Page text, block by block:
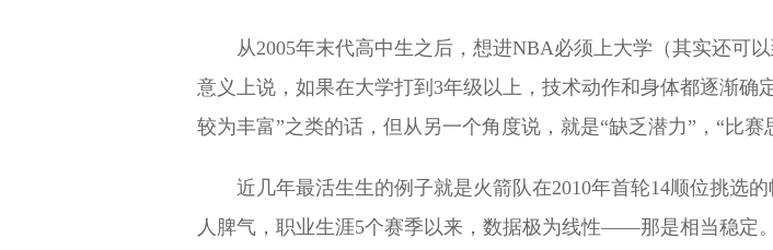
从2005年末代高中生之后，想进NBA必须上大学（其实还可
意义上说，如果在大学打到3年级以上，技术动作和身体都逐渐
较为丰富”之类的话，但从另一个角度说，就是“缺乏潜力”，“比赛
近几年最活生生的例子就是火箭队在2010年首轮14顺位挑选
人脾气，职业生涯5个赛季以来，数据极为线性——那是相当稳定